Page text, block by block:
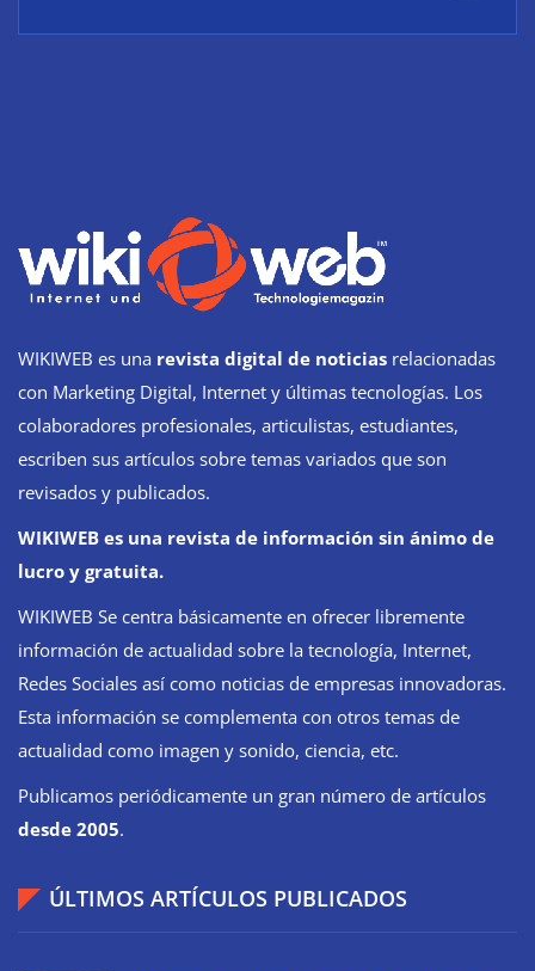
WIKIWEB es una revista digital de noticias relacionadas
con Marketing Digital, Internet y últimas tecnologías. Los
colaboradores profesionales, articulistas, estudiantes,
escriben sus artículos sobre temas variados que son
revisados y publicados.
WIKIWEB es una revista de información sin ánimo de
lucro y gratuita.
WIKIWEB Se centra básicamente en ofrecer libremente
información de actualidad sobre la tecnología, Internet,
Redes Sociales así como noticias de empresas innovadoras.
Esta información se complementa con otros temas de
actualidad como imagen y sonido, ciencia, etc.
Publicamos periódicamente un gran número de artículos
desde 2005.
ÚLTIMOS ARTÍCULOS PUBLICADOS